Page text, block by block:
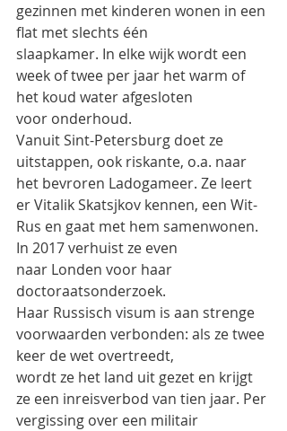
gezinnen met kinderen wonen in een
flat met slechts één
slaapkamer. In elke wijk wordt een
week of twee per jaar het warm of
het koud water afgesloten
voor onderhoud.
Vanuit Sint-Petersburg doet ze
uitstappen, ook riskante, o.a. naar
het bevroren Ladogameer. Ze leert
er Vitalik Skatsjkov kennen, een Wit-
Rus en gaat met hem samenwonen.
In 2017 verhuist ze even
naar Londen voor haar
doctoraatsonderzoek.
Haar Russisch visum is aan strenge
voorwaarden verbonden: als ze twee
keer de wet overtreedt,
wordt ze het land uit gezet en krijgt
ze een inreisverbod van tien jaar. Per
vergissing over een militair